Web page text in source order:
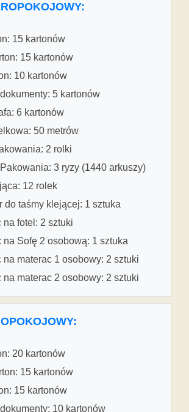
15 kartonów
15 kartonów
10 kartonów
5 kartonów
6 kartonów
50 metrów
2 rolki
3 ryzy (1440 arkuszy)
12 rolek
do taśmy klejącej: 1 sztuka
na fotel: 2 sztuki
na Sofę 2 osobową: 1 sztuka
na materac 1 osobowy: 2 sztuki
na materac 2 osobowy: 2 sztuki
20 kartonów
15 kartonów
15 kartonów
10 kartonów